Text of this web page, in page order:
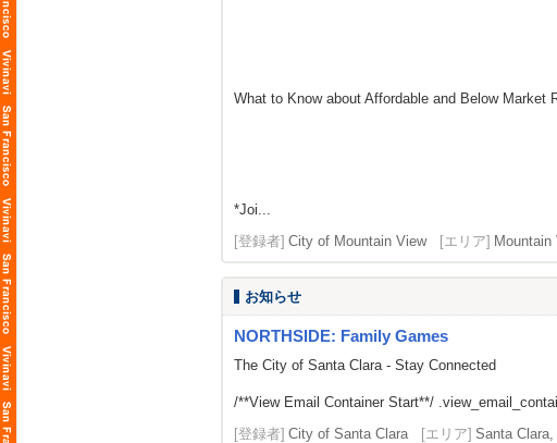
What to Know about Affordable and Below Market
*Joi...
[登録者] City of Mountain View [エリア] Mountain
お知らせ
NORTHSIDE: Family Games
The City of Santa Clara - Stay Connected
/**View Email Container Start**/
[登録者] City of Santa Clara [エリア] Santa Clara,